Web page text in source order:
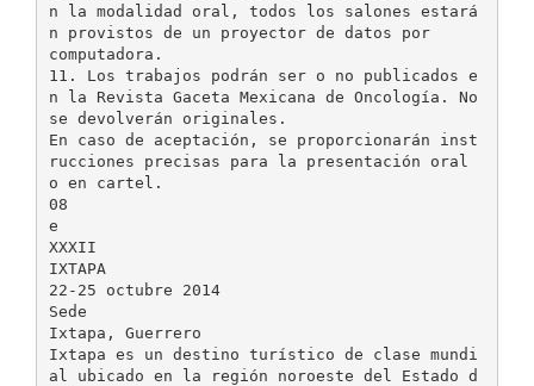
n la modalidad oral, todos los salones estará
n provistos de un proyector de datos por
computadora.
11. Los trabajos podrán ser o no publicados e
n la Revista Gaceta Mexicana de Oncología. No
se devolverán originales.
En caso de aceptación, se proporcionarán inst
rucciones precisas para la presentación oral
o en cartel.
08
e
XXXII
IXTAPA
22-25 octubre 2014
Sede
Ixtapa, Guerrero
Ixtapa es un destino turístico de clase mundi
al ubicado en la región noroeste del Estado d